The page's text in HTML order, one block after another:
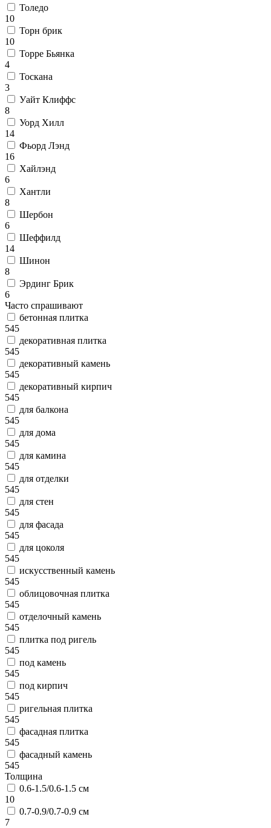
Толедо
10
Торн брик
10
Торре Бьянка
4
Тоскана
3
Уайт Клиффс
8
Уорд Хилл
14
Фьорд Лэнд
16
Хайлэнд
6
Хантли
8
Шербон
6
Шеффилд
14
Шинон
8
Эрдинг Брик
6
Часто спрашивают
бетонная плитка
545
декоративная плитка
545
декоративный камень
545
декоративный кирпич
545
для балкона
545
для дома
545
для камина
545
для отделки
545
для стен
545
для фасада
545
для цоколя
545
искусственный камень
545
облицовочная плитка
545
отделочный камень
545
плитка под ригель
545
под камень
545
под кирпич
545
ригельная плитка
545
фасадная плитка
545
фасадный камень
545
Толщина
0.6-1.5/0.6-1.5 см
10
0.7-0.9/0.7-0.9 см
7